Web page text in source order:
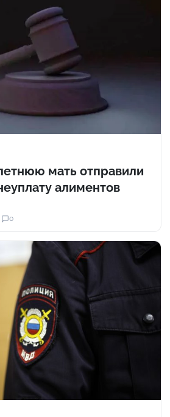
мать отправили
алиментов
0